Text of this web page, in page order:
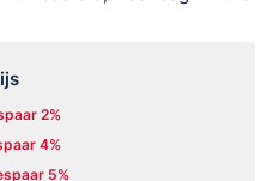
2%
4%
5%